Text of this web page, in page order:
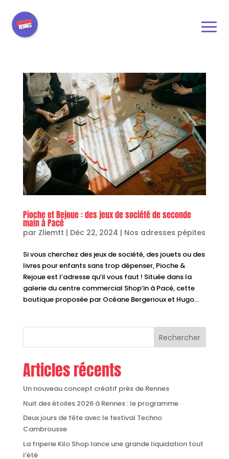
Pioche et Rejoue : des jeux de société de seconde
main à Pacé
par Zliemtt | Déc 22, 2024 | Nos adresses pépites
Si vous cherchez des jeux de société, des jouets ou des
livres pour enfants sans trop dépenser, Pioche &
Rejoue est l’adresse qu’il vous faut ! Située dans la
galerie du centre commercial Shop’in à Pacé, cette
boutique proposée par Océane Bergerioux et Hugo...
Rechercher
Articles récents
Un nouveau concept créatif près de Rennes
Nuit des étoiles 2026 à Rennes : le programme
Deux jours de fête avec le festival Techno
Cambrousse
La friperie Kilo Shop lance une grande liquidation tout
l’été